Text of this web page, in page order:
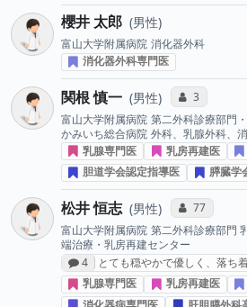
櫻井 太郎 男性
富山大学附属病院 消化器外科
消化器外科専門医
関根 慎一 男性 コミュニケ
3
富山大学附属病院 第二外科診療部門
かみいち総合病院 外科、乳腺外科、
乳腺専門医
乳房再建医
胆道学会認定指導医
膵臓学
松井 恒志 男性 コミュニケ
77
富山大学附属病院 第二外科診療部門
端治療・乳房再建センター
感想投稿数
4
とても穏やかで優しく、落ち
乳腺専門医
乳房再建医